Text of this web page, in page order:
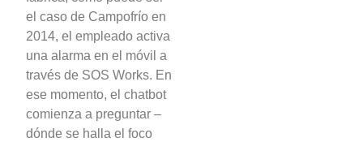
el caso de Campofrío en
2014, el empleado activa
una alarma en el móvil a
través de SOS Works. En
ese momento, el chatbot
comienza a preguntar –
dónde se halla el foco